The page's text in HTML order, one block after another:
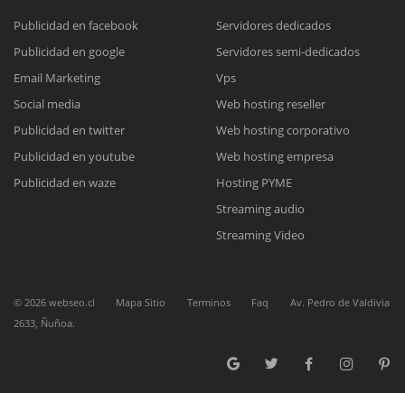
Reunión online
Nuestros ejecutivos le enviarán un correo electrónico con el enlace a
Meet para la reunión online.
Cotización
Complete el formulario y nos contactaremos a la brevedad.
Chat Online
para enviarnos un correo electrónico con sus datos personales.
Publicidad en facebook
Publicidad en google
Email Marketing
Social media
Publicidad en twitter
Publicidad en youtube
Publicidad en waze
Servidores dedicados
Servidores semi-dedicados
Vps
Web hosting reseller
Web hosting corporativo
Web hosting empresa
Hosting PYME
Streaming audio
Streaming Video
© 2026 webseo.cl Mapa Sitio Terminos Faq
Av. Pedro de Valdivia
2633, Ñuñoa.